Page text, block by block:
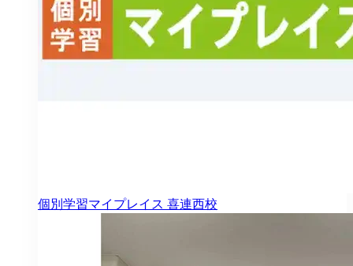
個別学習マイプレイス 喜連西校